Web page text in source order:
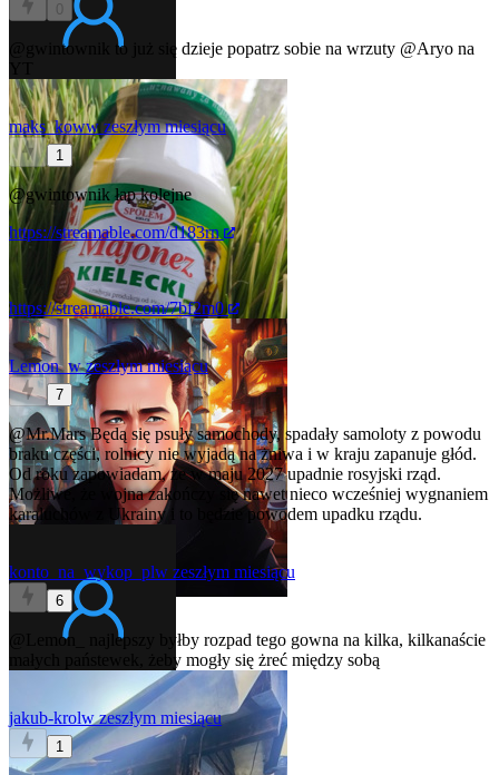
0
@gwintownik to już się dzieje popatrz sobie na wrzuty @Aryo na
maks_koww zeszłym miesiącu
1
@gwintownik łap kolejne
https://streamable.com/d183rn
https://streamable.com/7bf2m0
Lemon_w zeszłym miesiącu
7
@Mr.MarsBędą się psuły samochody, spadały samoloty z powodu
braku części, rolnicy nie wyjadą na żniwa i w kraju zapanuje głód.
Od roku zapowiadam, że w maju 2027 upadnie rosyjski rząd.
Możliwe, że wojna zakończy się nawet nieco wcześniej wygnaniem
karaluchów z Ukrainy i to będzie powodem upadku rządu.
konto_na_wykop_plw zeszłym miesiącu
6
@Lemon_
najlepszy byłby rozpad tego gowna na kilka, kilkanaście
małych państewek, żeby mogły się żreć między sobą
jakub-krolw zeszłym miesiącu
1